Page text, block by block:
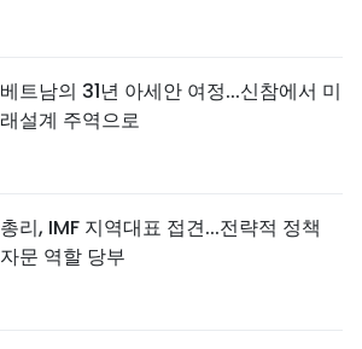
베트남의 31년 아세안 여정...신참에서 미
래설계 주역으로
총리, IMF 지역대표 접견...전략적 정책
자문 역할 당부